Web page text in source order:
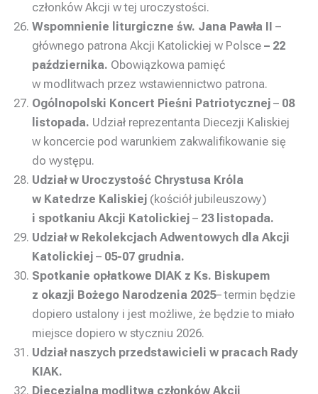
członków Akcji w tej uroczystości.
Wspomnienie liturgiczne św. Jana Pawła II
–
głównego patrona Akcji Katolickiej w Polsce – 22
października. Obowiązkowa pamięć
w modlitwach przez wstawiennictwo patrona.
Ogólnopolski Koncert Pieśni Patriotycznej – 08
listopada. Udział reprezentanta Diecezji Kaliskiej
w koncercie pod warunkiem zakwalifikowanie się
do występu.
Udział w Uroczystość Chrystusa Króla
w Katedrze Kaliskiej (kościół jubileuszowy)
i spotkaniu Akcji Katolickiej – 23 listopada.
Udział w Rekolekcjach Adwentowych dla Akcji
Katolickiej – 05-07 grudnia.
Spotkanie opłatkowe DIAK z Ks. Biskupem
z okazji Bożego Narodzenia 2025– termin będzie
dopiero ustalony i jest możliwe, że będzie to miało
miejsce dopiero w styczniu 2026.
Udział naszych przedstawicieli w pracach Rady
KIAK.
Diecezjalna modlitwa członków Akcji